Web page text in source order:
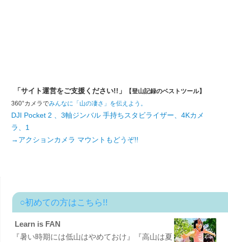
「サイト運営をご支援ください!!」
【登山記録のベストツール】
360°カメラでみんなに「山の凄さ」を伝えよう。
DJI Pocket 2 、3軸ジンバル 手持ちスタビライザー、4Kカメ
ラ、1
→アクションカメラ マウントもどうぞ!!
○初めての方はこちら!!
Learn is FAN
『暑い時期には低山はやめておけ』『高山は夏